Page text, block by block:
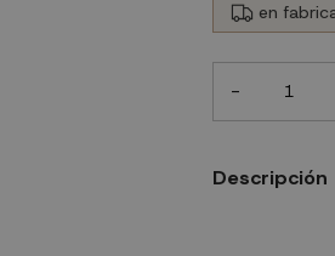
en
-
Descripción